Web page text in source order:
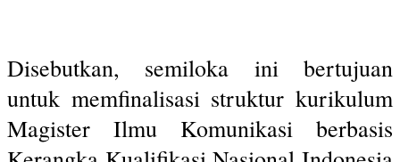
Disebutkan, semiloka ini bertujuan
untuk memfinalisasi struktur kurikulum
Magister Ilmu Komunikasi berbasis